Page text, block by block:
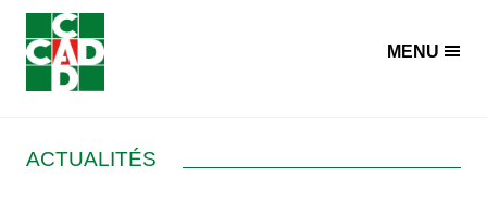
MENU
ACTUALITÉS
Panneau de gestion des cookies